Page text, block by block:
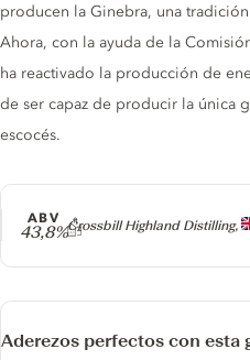
Producer
Crossbill Highland Distilling,
ABV
43,8%
producen la Ginebra, una
Ahora, con la ayuda de la
ha reactivado la producción de
de ser capaz de producir la única
escocés.
Aderezos perfectos con esta